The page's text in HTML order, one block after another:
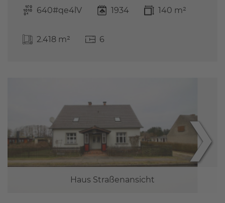
640#qe4lV 1934 140 m²
2.418 m² 6
Haus Straßenansicht
❯